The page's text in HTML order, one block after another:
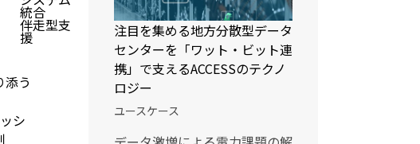
統合
伴走型支
援
添う
シ
注目を集める地方分散型データ
センターを「ワット・ビット連
携」で支えるACCESSのテクノ
ロジー
ユースケース